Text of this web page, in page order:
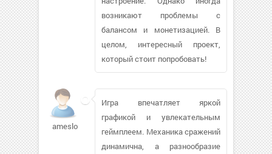
возникают проблемы с
балансом и монетизацией. В
целом, интересный проект,
который стоит попробовать!
ameslouise
Игра впечатляет яркой
графикой и увлекательным
геймплеем. Механика сражений
динамична, а разнообразие